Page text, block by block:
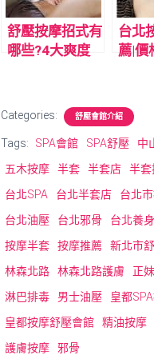
舒壓按摩招式有
哪些?4大爽度
台北
薦|價
新)
Categories: 舒壓會館介紹
Tags: SPA會館 SPA舒壓 中
五木按摩
半套 半套店 半套
台北SPA
台北半套店 台北
台北油壓
台北邪骨 台北養
按摩半套
按摩推薦 新北市
林森北路
林森北路護膚 正
淋巴排毒
男士油壓
皇都
皇都按摩舒壓會館
精油按摩
護膚按摩
邪骨